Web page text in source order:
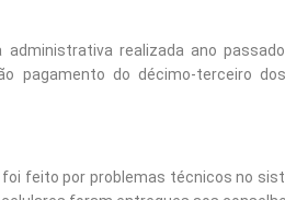
administrativa realizada ano
pagamento do décimo-terceiro
feito por problemas técnicos no